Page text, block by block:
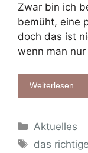
Zwar bin ich
bemüht, eine
doch das ist
wenn man
Weiterlesen …
Kategorien
Aktuelles
das